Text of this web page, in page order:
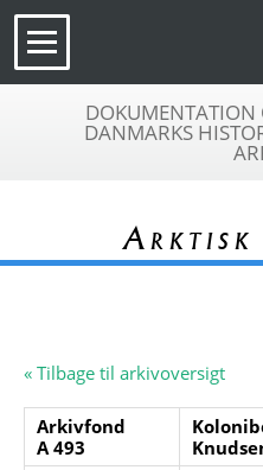
DANMARKS
« Tilbage til arkivoversigt
Arkivfond
A 493